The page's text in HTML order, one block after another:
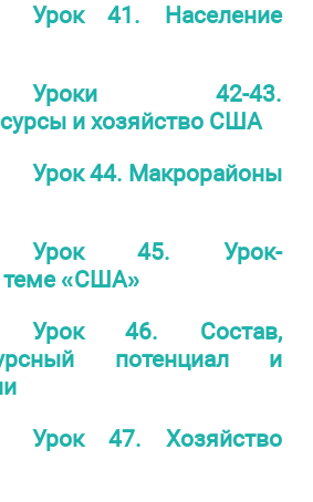
Урок 41. Население
Уроки 42-43.
и хозяйство США
Урок 44. Макрорайоны
Урок 45. Урок-
теме «США»
Урок 46. Состав,
потенциал и
Урок 47. Хозяйство